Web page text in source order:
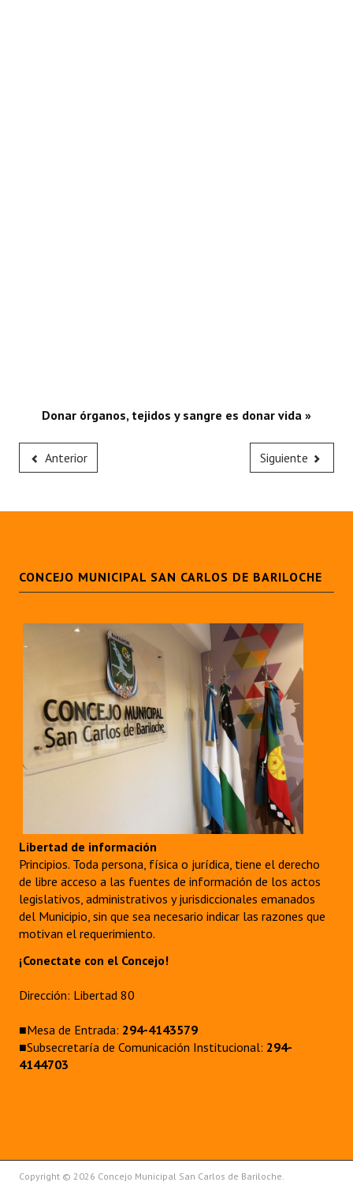
Donar órganos, tejidos y sangre es donar vida »
Anterior Siguiente
CONCEJO MUNICIPAL SAN CARLOS DE BARILOCHE
Libertad de información
Principios. Toda persona, física o jurídica, tiene el derecho
de libre acceso a las fuentes de información de los actos
legislativos, administrativos y jurisdiccionales emanados
del Municipio, sin que sea necesario indicar las razones que
motivan el requerimiento.
¡Conectate con el Concejo!
Dirección: Libertad 80
■Mesa de Entrada: 294-4143579
■Subsecretaría de Comunicación Institucional: 294-
4144703
Copyright © 2026 Concejo Municipal San Carlos de Bariloche.